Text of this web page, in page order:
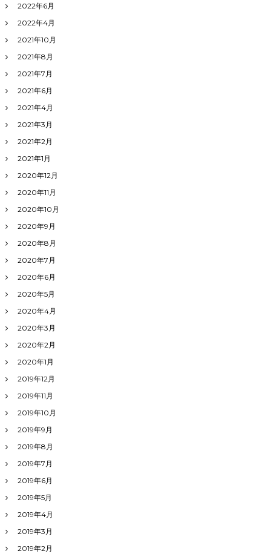
2022年6月
2022年4月
2021年10月
2021年8月
2021年7月
2021年6月
2021年4月
2021年3月
2021年2月
2021年1月
2020年12月
2020年11月
2020年10月
2020年9月
2020年8月
2020年7月
2020年6月
2020年5月
2020年4月
2020年3月
2020年2月
2020年1月
2019年12月
2019年11月
2019年10月
2019年9月
2019年8月
2019年7月
2019年6月
2019年5月
2019年4月
2019年3月
2019年2月